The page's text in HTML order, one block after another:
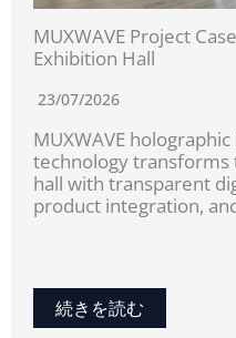
MUXWAVE Project
Exhibition Hall
23/07/2026
MUXWAVE
technology transforms
hall with transparent
product integration,
続きを読む